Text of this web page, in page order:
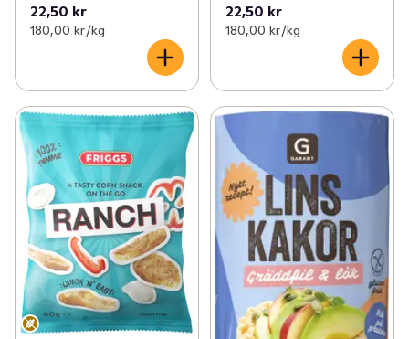
22,50 kr
180,00 kr /kg
22,50 kr
180,00 kr /kg